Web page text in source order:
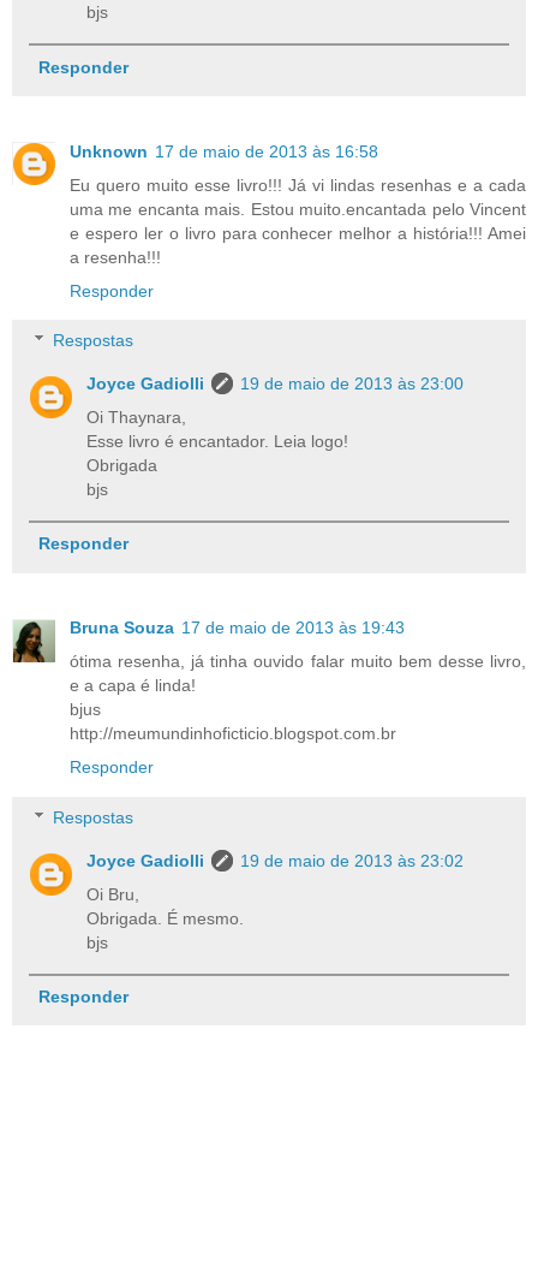
bjs
Responder
Unknown 17 de maio de 2013 às 16:58
Eu quero muito esse livro!!! Já vi lindas resenhas e a cada
uma me encanta mais. Estou muito.encantada pelo Vincent
e espero ler o livro para conhecer melhor a história!!! Amei
a resenha!!!
Responder
Respostas
Joyce Gadiolli
19 de maio de 2013 às 23:00
Oi Thaynara,
Esse livro é encantador. Leia logo!
Obrigada
bjs
Responder
Bruna Souza 17 de maio de 2013 às 19:43
ótima resenha, já tinha ouvido falar muito bem desse livro,
e a capa é linda!
bjus
http://meumundinhoficticio.blogspot.com.br
Responder
Respostas
Joyce Gadiolli
19 de maio de 2013 às 23:02
Oi Bru,
Obrigada. É mesmo.
bjs
Responder